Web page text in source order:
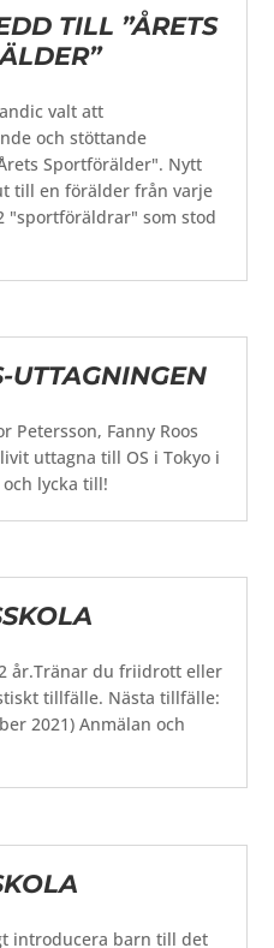
TILL ”ÅRETS
valt att
och stöttande
Sportförälder". Nytt
till en förälder från varje
"sportföräldrar" som stod
UTTAGNINGEN
Petersson, Fanny Roos
uttagna till OS i Tokyo i
och lycka till!
år.Tränar du friidrott eller
tillfälle. Nästa tillfälle:
2021) Anmälan och
introducera barn till det